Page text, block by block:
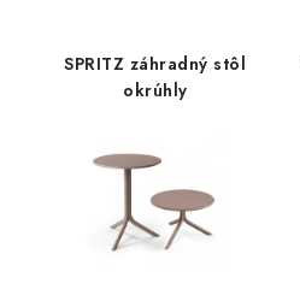
SPRITZ záhradný stôl
okrúhly